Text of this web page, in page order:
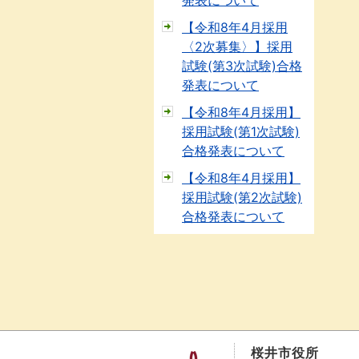
【令和8年4月採用
〈2次募集〉】採用
試験(第3次試験)合格
発表について
【令和8年4月採用】
採用試験(第1次試験)
合格発表について
【令和8年4月採用】
採用試験(第2次試験)
合格発表について
桜井市役所